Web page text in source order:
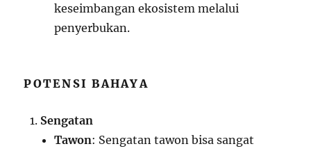
keseimbangan ekosistem melalui
penyerbukan.
POTENSI BAHAYA
Sengatan
Tawon: Sengatan tawon bisa sangat